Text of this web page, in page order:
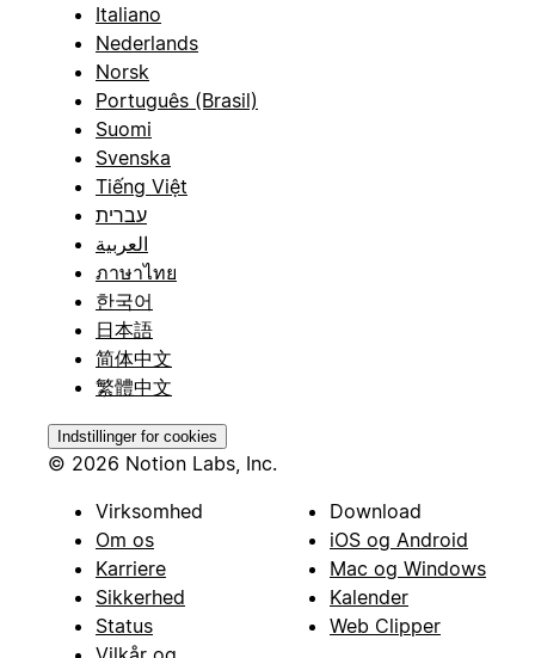
Italiano
Nederlands
Norsk
Português (Brasil)
Suomi
Svenska
Tiếng Việt
עברית
العربية
ภาษาไทย
한국어
日本語
简体中文
繁體中文
Indstillinger for cookies
© 2026 Notion Labs, Inc.
Virksomhed
Om os
Karriere
Sikkerhed
Status
Download
iOS og Android
Mac og Windows
Kalender
Web Clipper